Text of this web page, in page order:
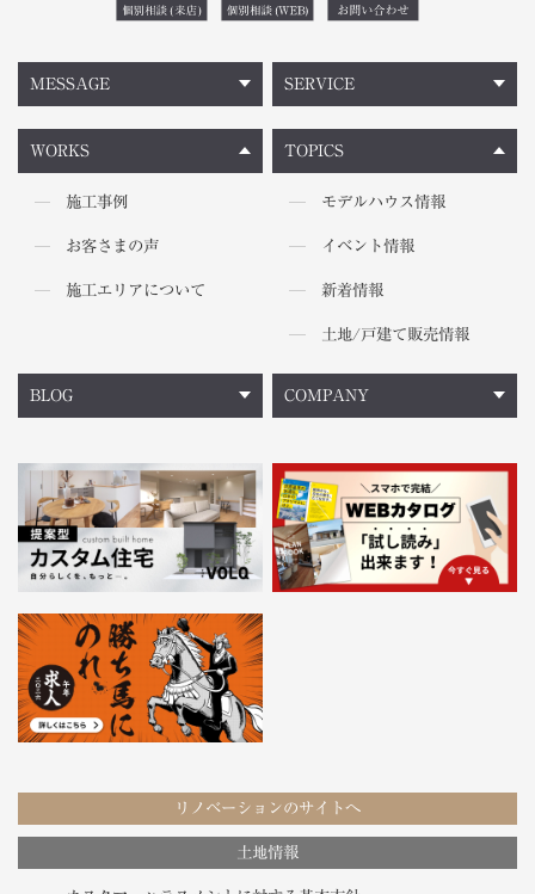
MESSAGE
WORKS
施工事例
お客さまの声
施工エリアについて
TOPICS
モデルハウス情報
イベント情報
新着情報
土地/戸建て販売情報
SERVICE
BLOG COMPANY
リノベーションのサイトへ
土地情報